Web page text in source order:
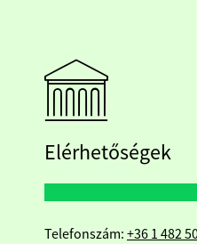
Elérhetőségek
Telefonszám: +36 1 482